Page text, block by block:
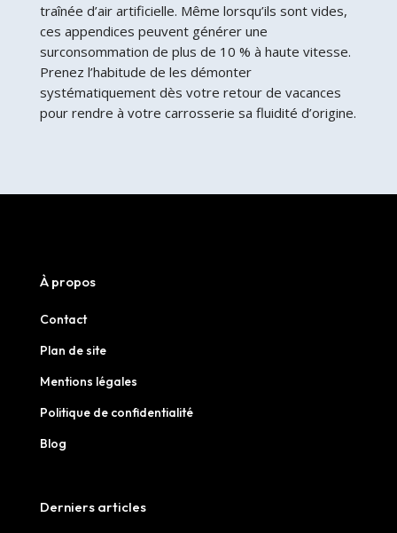
traînée d’air artificielle. Même lorsqu’ils sont vides,
ces appendices peuvent générer une
surconsommation de plus de 10 % à haute vitesse.
Prenez l’habitude de les démonter
systématiquement dès votre retour de vacances
pour rendre à votre carrosserie sa fluidité d’origine.
À propos
Contact
Plan de site
Mentions légales
Politique de confidentialité
Blog
Derniers articles